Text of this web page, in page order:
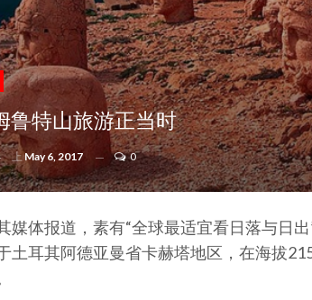
鲁特山旅游正当时
上 May 6, 2017 0
媒体报道，素有“全球最适宜看日落与日
土耳其阿德亚曼省卡赫塔地区，在海拔